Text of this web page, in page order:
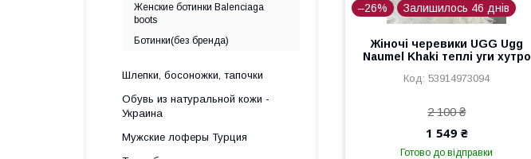
–26% Залишилось 46 днів
Жіночі черевики UGG Ugg
Naumel Khaki теплі уги хутро
53914973094
2 100 ₴
1 549 ₴
Готово до відправки
Женские ботинки Balenciaga
boots
Ботинки(без бренда)
Шлепки, босоножки, тапочки
Обувь из натуральной кожи -
Украина
Мужские лоферы Турция